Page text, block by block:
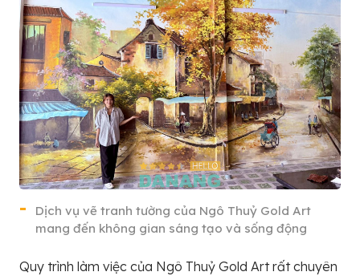
Dịch vụ vẽ tranh tường của Ngô Thuỷ Gold Art
mang đến không gian sáng tạo và sống động
Quy trình làm việc của Ngô Thuỷ Gold Art rất chuyên